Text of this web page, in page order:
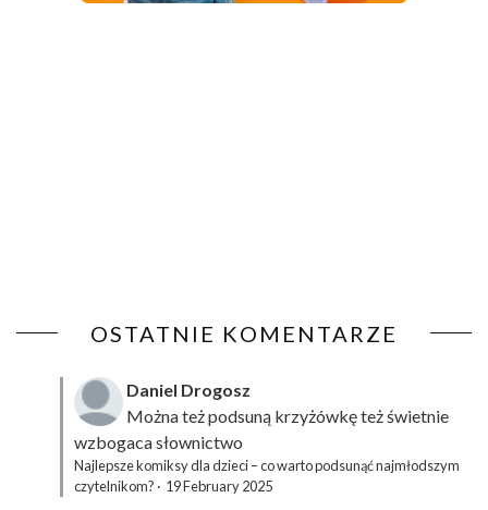
OSTATNIE KOMENTARZE
Daniel Drogosz
Można też podsuną krzyżówkęteż świetnie
wzbogaca słownictwo
Najlepsze komiksy dla dzieci – co warto podsunąć najmłodszym
czytelnikom? · 19 February 2025